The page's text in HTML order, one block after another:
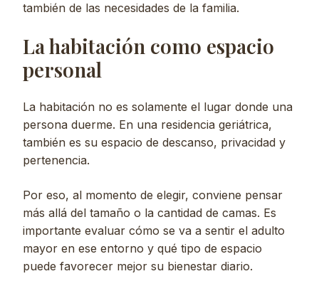
también de las necesidades de la familia.
La habitación como espacio
personal
La habitación no es solamente el lugar donde una
persona duerme. En una residencia geriátrica,
también es su espacio de descanso, privacidad y
pertenencia.
Por eso, al momento de elegir, conviene pensar
más allá del tamaño o la cantidad de camas. Es
importante evaluar cómo se va a sentir el adulto
mayor en ese entorno y qué tipo de espacio
puede favorecer mejor su bienestar diario.